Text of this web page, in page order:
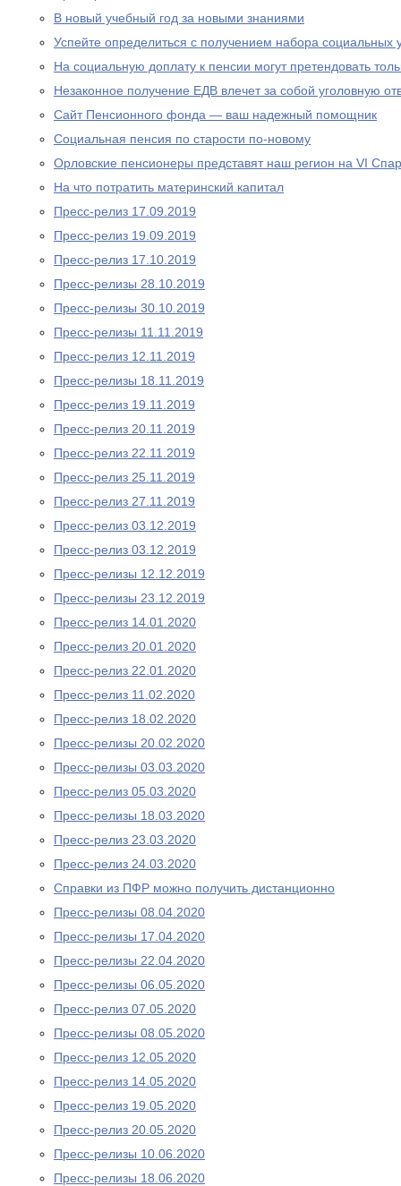
В новый учебный год за новыми знаниями
Успейте определиться с получением набора социальных
На социальную доплату к пенсии могут претендовать
Незаконное получение ЕДВ влечет за собой уголовную
Сайт Пенсионного фонда — ваш надежный помощник
Социальная пенсия по старости по-новому
Орловские пенсионеры представят наш регион на VI
На что потратить материнский капитал
Пресс-релиз 17.09.2019
Пресс-релиз 19.09.2019
Пресс-релиз 17.10.2019
Пресс-релизы 28.10.2019
Пресс-релизы 30.10.2019
Пресс-релизы 11.11.2019
Пресс-релиз 12.11.2019
Пресс-релизы 18.11.2019
Пресс-релиз 19.11.2019
Пресс-релиз 20.11.2019
Пресс-релиз 22.11.2019
Пресс-релиз 25.11.2019
Пресс-релиз 27.11.2019
Пресс-релиз 03.12.2019
Пресс-релиз 03.12.2019
Пресс-релизы 12.12.2019
Пресс-релизы 23.12.2019
Пресс-релиз 14.01.2020
Пресс-релиз 20.01.2020
Пресс-релиз 22.01.2020
Пресс-релиз 11.02.2020
Пресс-релиз 18.02.2020
Пресс-релизы 20.02.2020
Пресс-релизы 03.03.2020
Пресс-релиз 05.03.2020
Пресс-релизы 18.03.2020
Пресс-релиз 23.03.2020
Пресс-релиз 24.03.2020
Справки из ПФР можно получить дистанционно
Пресс-релизы 08.04.2020
Пресс-релизы 17.04.2020
Пресс-релизы 22.04.2020
Пресс-релизы 06.05.2020
Пресс-релиз 07.05.2020
Пресс-релизы 08.05.2020
Пресс-релиз 12.05.2020
Пресс-релиз 14.05.2020
Пресс-релиз 19.05.2020
Пресс-релиз 20.05.2020
Пресс-релизы 10.06.2020
Пресс-релизы 18.06.2020